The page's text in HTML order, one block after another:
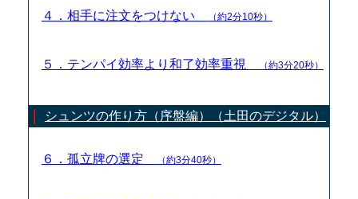
４．相手に注文をつけない （約2分10秒）
５．テンパイ効率より和了効率重視 （約3分20秒）
シュンツの作り方（序盤編）（土田のデジタル）
６．孤立牌の選定 （約3分40秒）